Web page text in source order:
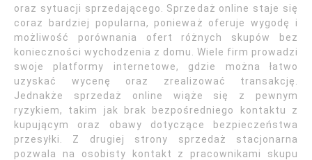
oraz sytuacji sprzedającego. Sprzedaż online staje się
coraz bardziej popularna, ponieważ oferuje wygodę i
możliwość porównania ofert różnych skupów bez
konieczności wychodzenia z domu. Wiele firm prowadzi
swoje platformy internetowe, gdzie można łatwo
uzyskać wycenę oraz zrealizować transakcję.
Jednakże sprzedaż online wiąże się z pewnym
ryzykiem, takim jak brak bezpośredniego kontaktu z
kupującym oraz obawy dotyczące bezpieczeństwa
przesyłki. Z drugiej strony sprzedaż stacjonarna
pozwala na osobisty kontakt z pracownikami skupu